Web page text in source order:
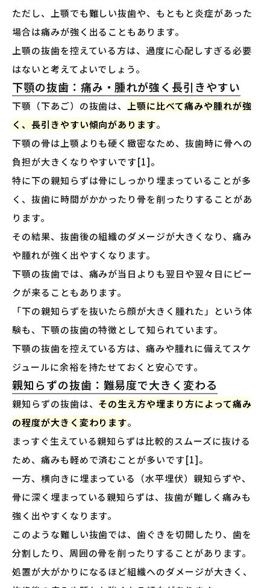
ただし、上顎でも難しい抜歯や、もともと炎症があった
場合は痛みが強く出ることもあります。
上顎の抜歯を控えている方は、過度に心配しすぎる必要
はないと考えてよいでしょう。
下顎の抜歯：痛み・腫れが強く長引きやすい
下顎（下あご）の抜歯は、上顎に比べて痛みや腫れが強
く、長引きやすい傾向があります。
下顎の骨は上顎よりも硬く緻密なため、抜歯時に骨への
負担が大きくなりやすいです[1]。
特に下の親知らずは骨にしっかり埋まっていることが多
く、抜歯に時間がかかったり骨を削ったりすることがあ
ります。
その結果、抜歯後の組織のダメージが大きくなり、痛み
や腫れが強く出やすくなります。
下顎の抜歯では、痛みが当日よりも翌日や翌々日にピー
クが来ることもあります。
「下の親知らずを抜いたら顔が大きく腫れた」という体
験も、下顎の抜歯の特徴として知られています。
下顎の抜歯を控えている方は、痛みや腫れに備えてスケ
ジュールに余裕を持たせておくと安心です。
親知らずの抜歯：難易度で大きく変わる
親知らずの抜歯は、 その生え方や埋まり方によって痛み
の程度が大きく変わります。
まっすぐ生えている親知らずは比較的スムーズに抜ける
ため、痛みも軽めで済むことが多いです[1]。
一方、横向きに埋まっている（水平埋伏）親知らずや、
骨に深く埋まっている親知らずは、抜歯が難しく痛みも
強く出やすくなります。
このような難しい抜歯では、歯ぐきを切開したり、歯を
分割したり、周囲の骨を削ったりすることがあります。
処置が大がかりになるほど組織へのダメージが大きく、